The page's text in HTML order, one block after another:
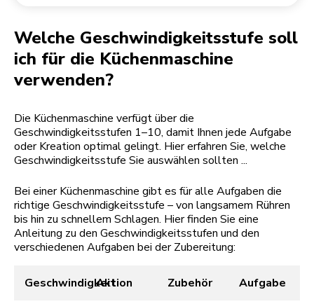
Welche Geschwindigkeitsstufe soll
ich für die Küchenmaschine
verwenden?
Die Küchenmaschine verfügt über die
Geschwindigkeitsstufen 1–10, damit Ihnen jede Aufgabe
oder Kreation optimal gelingt. Hier erfahren Sie, welche
Geschwindigkeitsstufe Sie auswählen sollten ...
Bei einer Küchenmaschine gibt es für alle Aufgaben die
richtige Geschwindigkeitsstufe – von langsamem Rühren
bis hin zu schnellem Schlagen. Hier finden Sie eine
Anleitung zu den Geschwindigkeitsstufen und den
verschiedenen Aufgaben bei der Zubereitung:
Geschwindigkeit
Aktion Zubehör Aufgabe